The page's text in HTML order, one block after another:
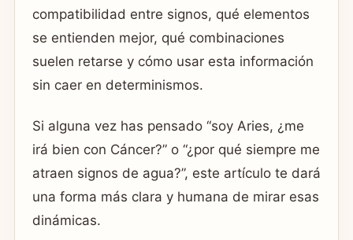
compatibilidad entre signos, qué elementos
se entienden mejor, qué combinaciones
suelen retarse y cómo usar esta información
sin caer en determinismos.
Si alguna vez has pensado “soy Aries, ¿me
irá bien con Cáncer?” o “¿por qué siempre me
atraen signos de agua?”, este artículo te dará
una forma más clara y humana de mirar esas
dinámicas.